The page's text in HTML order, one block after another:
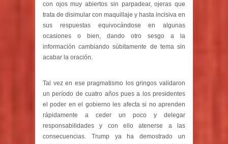
con ojos muy abiertos sin parpadear, ojeras que
trata de disimular con maquillaje y hasta incisiva en
sus respuestas equivocándose en algunas
ocasiones o bien, dando otro sesgo a la
información cambiando súbitamente de tema sin
acabar la oración.
Tal vez en ese pragmatismo los gringos validaron
un período de cuatro años pues a los presidentes
el poder en el gobierno les afecta si no aprenden
rápidamente a ceder un poco y delegar
responsabilidades y con ello atenerse a las
consecuencias. Trump ya ha demostrado un